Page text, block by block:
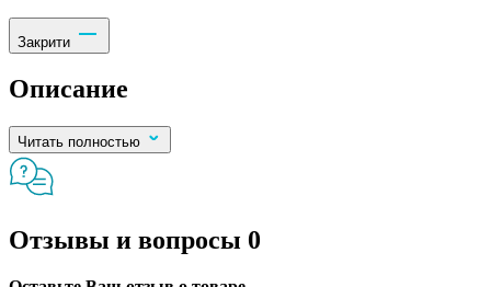
Закрити
Описание
Читать полностью
Отзывы и вопросы 0